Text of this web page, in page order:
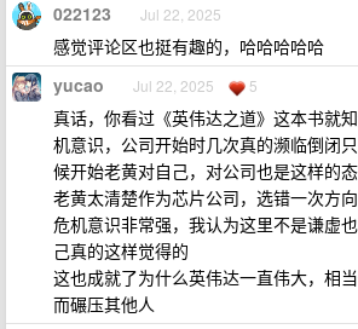
022123 Jul 22, 2025
感觉评论区也挺有趣的，哈哈哈哈哈
yucao Jul 22, 2025 5
真话，你看过《英伟达之道》这本书就
机意识，公司开始时几次真的濒临倒闭
候开始老黄对自己，对公司也是这样的
老黄太清楚作为芯片公司，选错一次方
危机意识非常强，我认为这里不是谦虚
己真的这样觉得的
这也成就了为什么英伟达一直伟大，相
而碾压其他人